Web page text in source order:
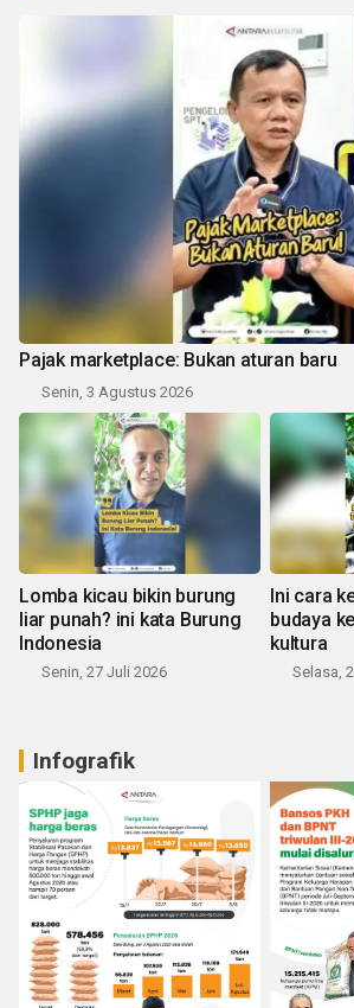
Pajak marketplace: Bukan aturan baru
Senin, 3 Agustus 2026
Lomba kicau bikin burung
liar punah? ini kata Burung
Indonesia
Senin, 27 Juli 2026
Ini cara
budaya
kultura
Selasa,
Infografik